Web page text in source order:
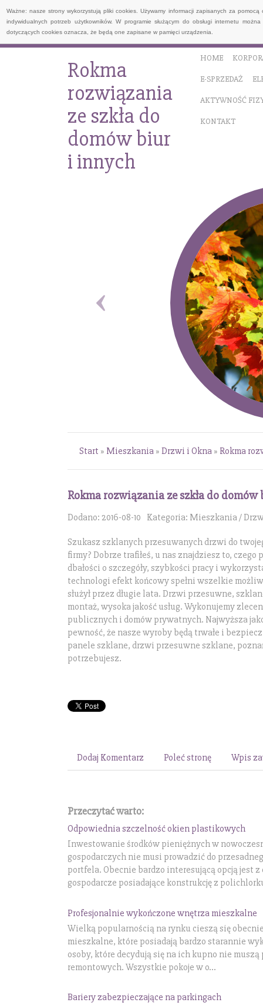
Ważne: nasze strony wykorzystują pliki cookies. Używamy informacji zapisanych za
indywidualnych potrzeb użytkowników. W programie służącym do obsługi internetu
dotyczących cookies oznacza, że będą one zapisane w pamięci urządzenia.
HOME
E-SPRZEDAŻ
AKTYWNOŚĆ
KONTAKT
Rokma
rozwiązania
ze szkła do
domów biur
i innych
Start » Mieszkania » Drzwi i Okna » Rokma
Rokma rozwiązania ze szkła do
Dodano: 2016-08-10 Kategoria: Mieszkania /
Szukasz szklanych przesuwanych drzwi do
firmy? Dobrze trafiłeś, u nas znajdziesz to,
dbałości o szczegóły, szybkości pracy i
technologi efekt końcowy spełni wszelkie
służył przez długie lata. Drzwi przesuwne,
montaż, wysoka jakość usług. Wykonujemy
publicznych i domów prywatnych. Najwyższa
pewność, że nasze wyroby będą trwałe i
panele szklane, drzwi przesuwne szklane,
potrzebujesz.
Dodaj Komentarz Poleć stronę Wpis
Przeczytać warto:
Odpowiednia szczelność okien plastikowych
Inwestowanie środków pieniężnych w
gospodarczych nie musi prowadzić do
portfela. Obecnie bardzo interesującą opcją jest z
gospodarcze posiadające konstrukcję z
Profesjonalnie wykończone wnętrza mieszkalne
Wielką popularnością na rynku cieszą się
mieszkalne, które posiadają bardzo starannie
osoby, które decydują się na ich kupno nie
remontowych. Wszystkie pokoje w o...
Bariery zabezpieczające na parkingach